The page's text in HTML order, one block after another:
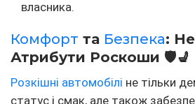
власника.
Комфорт та Безпека:
Атрибути Роскоши 🛡️💺
Розкішні автомобілі не тільки
статус і смак, але також